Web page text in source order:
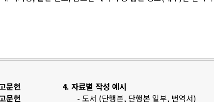
문헌
문헌
4. 자료별 작성 예시
- 도서 (단행본, 단행본 일부, 번역서)